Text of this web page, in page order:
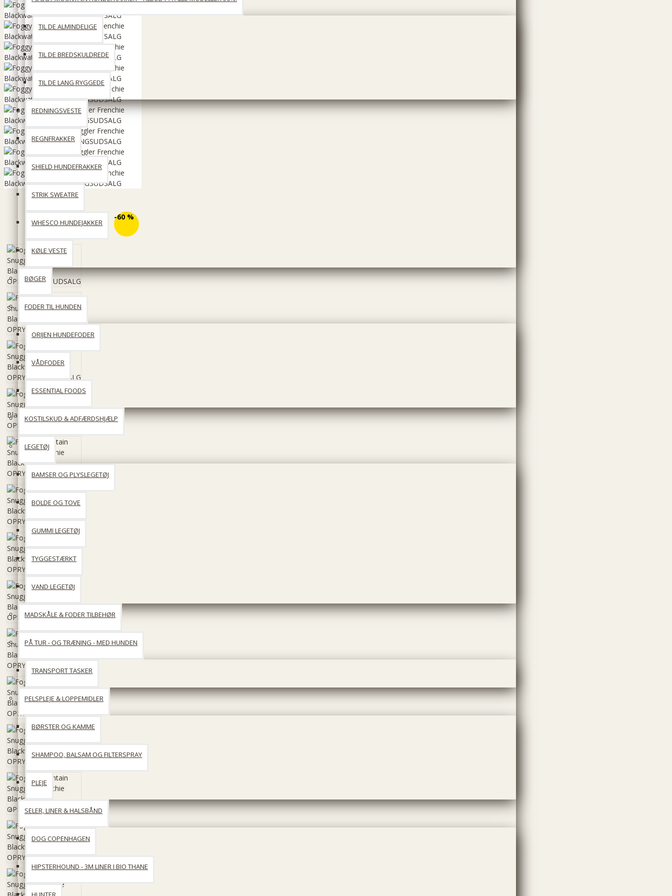
TIL DE ALMINDELIGE
TIL DE BREDSKULDREDE
TIL DE LANG RYGGEDE
REDNINGSVESTE
REGNFRAKKER
SHIELD HUNDEFRAKKER
STRIK SWEATRE
WHESCO HUNDEJAKKER
KØLE VESTE
BØGER
FODER TIL HUNDEN
ORIJEN HUNDEFODER
VÅDFODER
ESSENTIAL FOODS
KOSTILSKUD & ADFÆRDSHJÆLP
LEGETØJ
BAMSER OG PLYSLEGETØJ
BOLDE OG TOVE
GUMMI LEGETØJ
TYGGESTÆRKT
VAND LEGETØJ
MADSKÅLE & FODER TILBEHØR
PÅ TUR - OG TRÆNING - MED HUNDEN
TRANSPORT TASKER
PELSPLEJE & LOPPEMIDLER
BØRSTER OG KAMME
SHAMPOO, BALSAM OG FILTERSPRAY
PLEJE
SELER, LINER & HALSBÅND
DOG COPENHAGEN
HIPSTERHOUND - 3M LINER I BIO THANE
-60 %